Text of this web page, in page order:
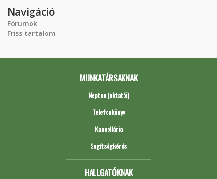
Navigáció
Fórumok
Friss tartalom
MUNKATÁRSAKNAK
Neptun (oktatói)
Telefonkönyv
Kancellária
Segítségkérés
HALLGATÓKNAK